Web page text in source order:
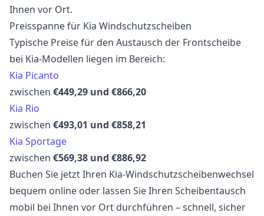
Ihnen vor Ort.
Preisspanne für Kia Windschutzscheiben
Typische Preise für den Austausch der Frontscheibe
bei Kia-Modellen liegen im Bereich:
Kia Picanto
zwischen €449,29 und €866,20
Kia Rio
zwischen €493,01 und €858,21
Kia Sportage
zwischen €569,38 und €886,92
Buchen Sie jetzt Ihren Kia-Windschutzscheibenwechsel
bequem online oder lassen Sie Ihren Scheibentausch
mobil bei Ihnen vor Ort durchführen – schnell, sicher